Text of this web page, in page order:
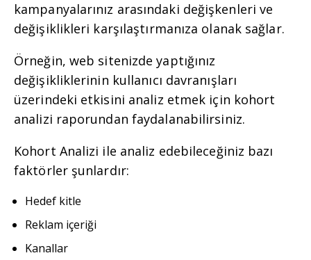
kampanyalarınız arasındaki değişkenleri ve
değişiklikleri karşılaştırmanıza olanak sağlar.
Örneğin, web sitenizde yaptığınız
değişikliklerinin kullanıcı davranışları
üzerindeki etkisini analiz etmek için kohort
analizi raporundan faydalanabilirsiniz.
Kohort Analizi ile analiz edebileceğiniz bazı
faktörler şunlardır:
Hedef kitle
Reklam içeriği
Kanallar